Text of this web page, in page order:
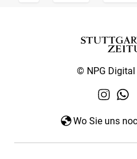
© NPG
Wo Sie uns